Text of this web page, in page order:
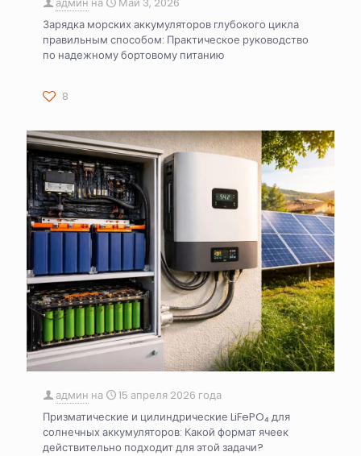
Зарядка морских аккумуляторов глубокого цикла
правильным способом: Практическое руководство
по надежному бортовому питанию
8
админ на
15 апреля 2026 года
Призматические и цилиндрические LiFePO₄ для
солнечных аккумуляторов: Какой формат ячеек
действительно подходит для этой задачи?